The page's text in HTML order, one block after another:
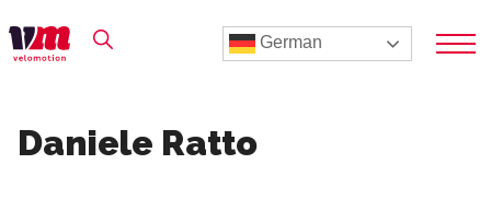
German
Daniele Ratto